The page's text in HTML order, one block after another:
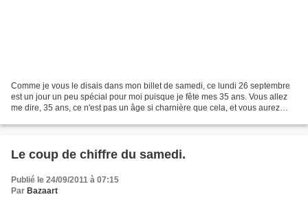
Comme je vous le disais dans mon billet de samedi, ce lundi 26 septembre
est un jour un peu spécial pour moi puisque je fête mes 35 ans. Vous allez
me dire, 35 ans, ce n'est pas un âge si charnière que cela, et vous aurez
Le coup de chiffre du samedi.
Publié le 24/09/2011 à 07:15
Par Bazaart